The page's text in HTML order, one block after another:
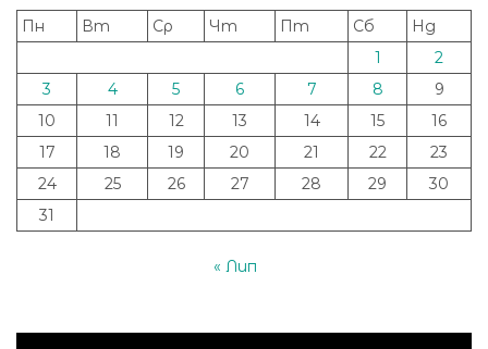
Пн
Вт Ср Чт Пт Сб
Нд
1
2
3
4 5 6 7 8
9
10
11 12 13 14 15
16
17
18 19 20 21 22
23
24
25 26 27 28 29
30
31
« Лип